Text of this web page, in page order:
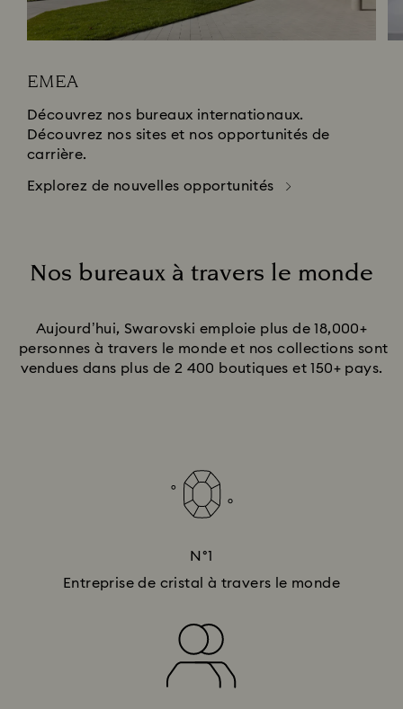
EMEA
Découvrez nos bureaux internationaux.
Découvrez nos sites et nos opportunités de
carrière.
Explorez de nouvelles opportunités
Nos bureaux à travers le monde
Aujourd’hui, Swarovski emploie plus de 18,000+​
personnes à travers le monde et nos collections sont
vendues dans plus de 2 400 boutiques et 150+​ pays.
N°1
Entreprise de cristal à travers le monde